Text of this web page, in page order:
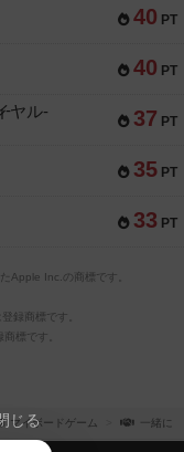
40 PT
40 PT
37 PT
ヤル-
35 PT
33 PT
Apple Inc.の商標です。
録商標です。
標です。
マイボードゲーム 一緒に
じる